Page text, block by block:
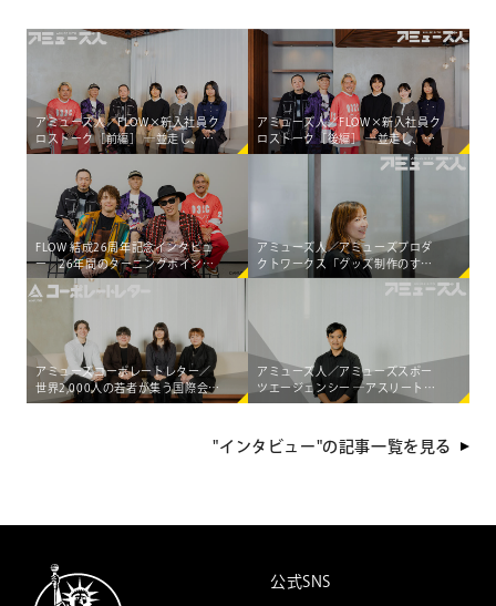
アミューズ人／FLOW×新入社員ク
ロストーク［前編］ ―並走し、共
に生み出す。アミューズに根付
く、アーティストとの「共創」の
カタチ―
アミューズ人／FLOW×新入社員ク
ロストーク［後編］ ―並走し、共
に生み出す。アミューズに根付
く、アーティストとの「共創」の
FLOW 結成26周年記念インタビュ
ー 26年間のターニングポイント
と世界五大陸制覇のハプニングエ
ピソードを語る。
アミューズ人／アミューズプロダ
クトワークス「グッズ制作のすべ
てをワンストップで支える」
アミューズコーポレートレター／
世界2,000人の若者が集う国際会議
で アミューズの4人が見つけた
アミューズ人／アミューズスポー
ツエージェンシー ―アスリートの
価値を創造し スポーツを「エンタ
"インタビュー"の記事一覧を見る
公式SNS